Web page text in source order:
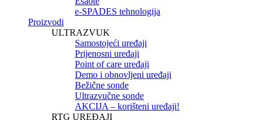
e-SPADES tehnologija
Proizvodi
ULTRAZVUK
Samostojeći uređaji
Prijenosni uređaji
Point of care uređaji
Demo i obnovljeni uređaji
Bežične sonde
Ultrazvučne sonde
AKCIJA – korišteni uređaji!
RTG UREĐAJI